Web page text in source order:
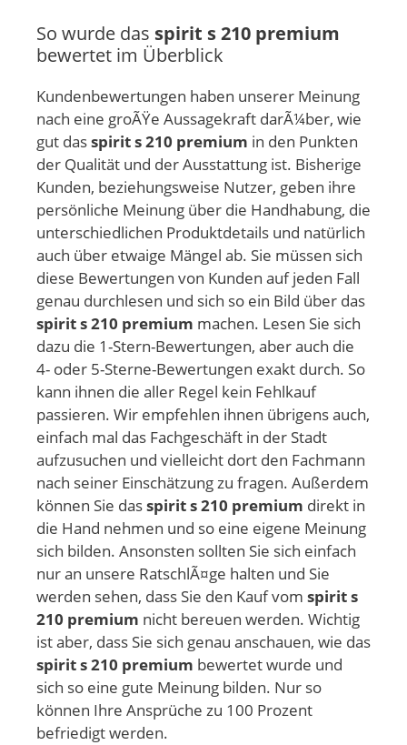
So wurde das spirit s 210 premium
bewertet im Überblick
Kundenbewertungen haben unserer Meinung
nach eine groÃŸe Aussagekraft darÃ¼ber, wie
gut dasspirit s 210 premium in den Punkten
der Qualität und der Ausstattung ist. Bisherige
Kunden, beziehungsweise Nutzer, geben ihre
persönliche Meinung über die Handhabung, die
unterschiedlichen Produktdetails und natürlich
auch über etwaige Mängel ab. Sie müssen sich
diese Bewertungen von Kunden auf jeden Fall
genau durchlesen und sich so ein Bild über das
spirit s 210 premium machen. Lesen Sie sich
dazu die 1-Stern-Bewertungen, aber auch die
4- oder 5-Sterne-Bewertungen exakt durch. So
kann ihnen die aller Regel kein Fehlkauf
passieren. Wir empfehlen ihnen übrigens auch,
einfach mal das Fachgeschäft in der Stadt
aufzusuchen und vielleicht dort den Fachmann
nach seiner Einschätzung zu fragen. Außerdem
können Sie dasspirit s 210 premium direkt in
die Hand nehmen und so eine eigene Meinung
sich bilden. Ansonsten sollten Sie sich einfach
nur an unsere RatschlÃ¤ge halten und Sie
werden sehen, dass Sie den Kauf vom spirit s
210 premium nicht bereuen werden. Wichtig
ist aber, dass Sie sich genau anschauen, wie das
spirit s 210 premium bewertet wurde und
sich so eine gute Meinung bilden. Nur so
können Ihre Ansprüche zu 100 Prozent
befriedigt werden.